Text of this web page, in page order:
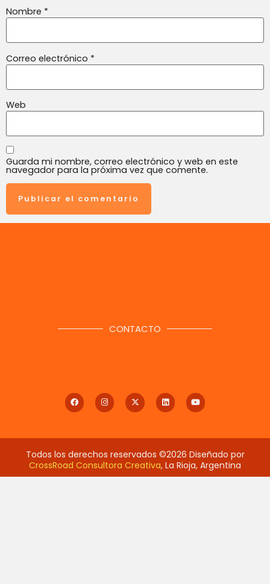
Nombre *
Correo electrónico *
Web
Guarda mi nombre, correo electrónico y web en este
navegador para la próxima vez que comente.
CONTACTO
Todos los derechos reservados ©2026 Diseñado por
CrossRoad Consultora Creativa, La Rioja, Argentina